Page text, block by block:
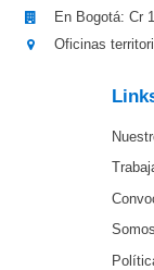
En Bogotá: Cr
Oficinas